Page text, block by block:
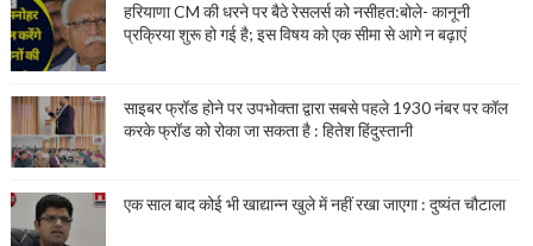
हरियाणा CM की धरने पर बैठे रेसलर्स को नसीहत:बोले- कानूनी
प्रक्रिया शुरू हो गई है; इस विषय को एक सीमा से आगे न बढ़ाएं
साइबर फ्रॉड होने पर उपभोक्ता द्वारा सबसे पहले 1930 नंबर पर कॉल
करके फ्रॉड को रोका जा सकता है : हितेश हिंदुस्तानी
एक साल बाद कोई भी खाद्यान्न खुले में नहीं रखा जाएगा : दुष्यंत चौटाला